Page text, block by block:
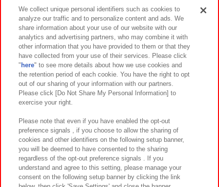
イベント・キャンペーン
関連会社 サステナビリティ サイトポリシー
プライバシーポリシー ウェブアクセシビリティ方針と検証結果
お取引先さまとともに
カスタマーハラスメント対応方針 よくあるご質問・お問い合わせ
We collect unique personal identifiers such as cookies to
analyze our traffic and to personalize content and ads. We
share information about your use of our website with our
analytics and advertising partners, who may combine it with
other information that you have provided to them or that they
have collected from your use of their services. Please click
" here" to see more details about how we use cookies and
the retention period of each cookie. You have the right to opt
out of our sharing of your information with our partners.
Please click [Do Not Share My Personal Information] to
exercise your right.
Please note that even if you have enabled the opt-out
preference signals , if you choose to allow the sharing of
cookies and other identifiers on the following setup banner,
you will be deemed to have consented to the sharing
regardless of the opt-out preference signals . If you
understand and agree to this setting, please manage your
consent on the following setup banner by clicking the link